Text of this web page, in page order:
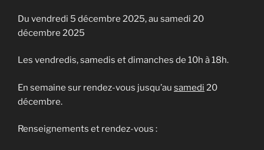
Du vendredi 5 décembre 2025, au samedi 20
décembre 2025
Les vendredis, samedis et dimanches de 10h à 18h.
En semaine sur rendez-vous jusqu’au samedi 20
décembre.
Renseignements et rendez-vous :